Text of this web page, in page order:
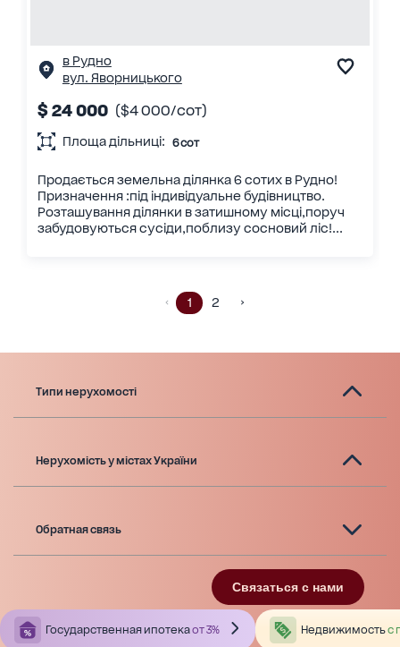
в Рудно
вул. Яворницького
$ 24 000 ($4 000/сот)
Площа дільниці: 6 сот
Продається земельна ділянка 6 сотих в Рудно!
Призначення :під індивідуальне будівництво.
Розташування ділянки в затишному місці,поруч
забудовуються сусіди,поблизу сосновий ліс!...
1 2
Типи нерухомості
Нерухомість у містах України
Обратная связь
Связаться с нами
Государственная ипотекаот 3% Недвижимостьс